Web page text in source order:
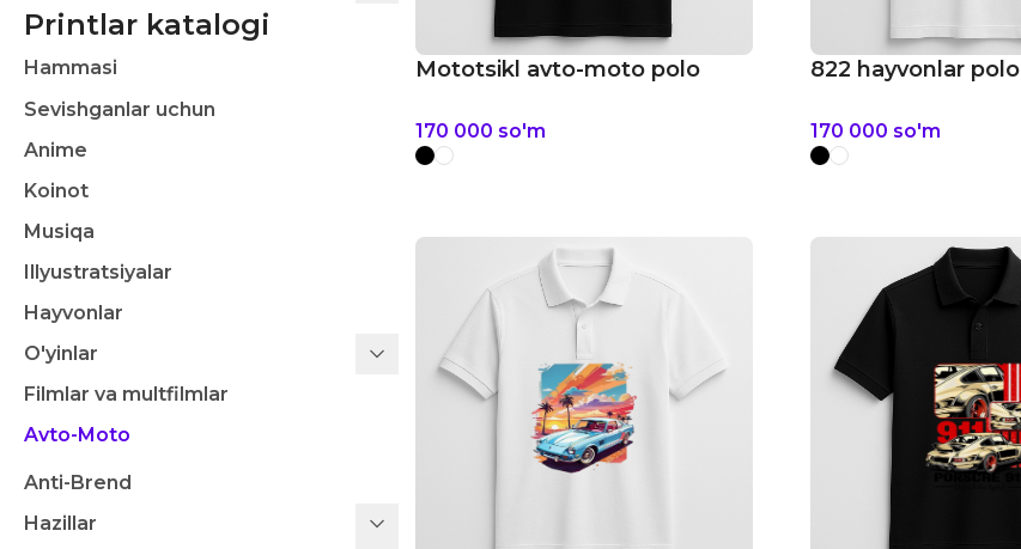
Printlar katalogi
Hammasi
Sevishganlar uchun
Anime
Koinot
Musiqa
Illyustratsiyalar
Hayvonlar
O'yinlar
Filmlar va multfilmlar
Avto-Moto
Anti-Brend
Hazillar
Mototsikl avto-moto polo
170 000 so'm
822 hayvonlar polo
170 000 so'm